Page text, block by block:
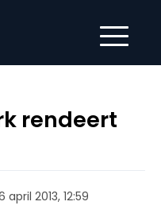
rendeert
april 2013, 12:59